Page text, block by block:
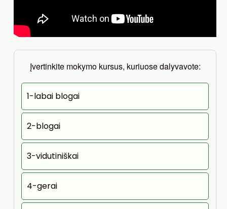
Įvertinkite mokymo kursus, kuriuose dalyvavote:
1-labai blogai
2-blogai
3-vidutiniškai
4-gerai